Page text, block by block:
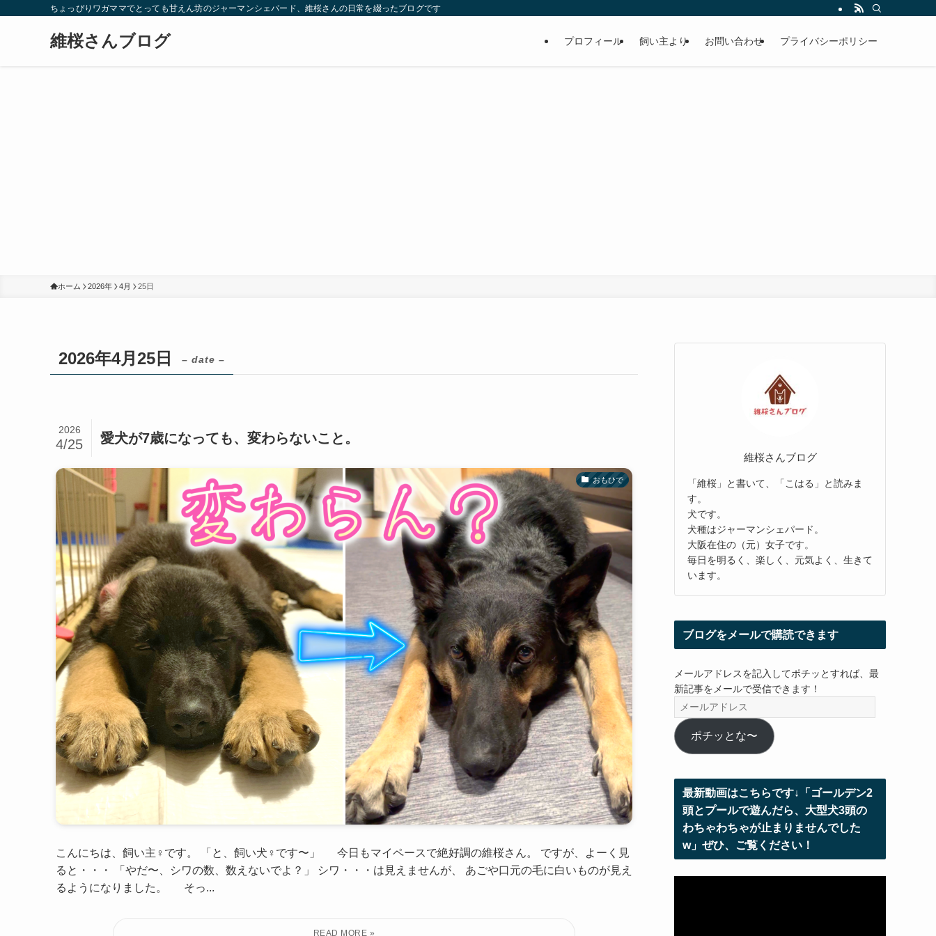
ちょっぴりワガママでとっても甘えん坊のジャーマンシェパード、維桜さんの日常を綴ったブログです
維桜さんブログ プロフィール 飼い主より お問い合わせ プライバシーポリシー
ホーム 2026年 4月 25日
2026年4月25日 – date –
愛犬が7歳になっても、変わらないこと。
2026
4/25
おもひで
こんにちは、飼い主♀です。 「と、飼い犬♀です〜」 今日もマイペースで絶好調の維桜さん。 ですが、よーく見
ると・・・ 「やだ〜、シワの数、数えないでよ？」 シワ・・・は見えませんが、 あごや口元の毛に白いものが見え
るようになりました。 そっ...
維桜さんブログ
「維桜」と書いて、「こはる」と読みま
す。
犬です。
犬種はジャーマンシェパード。
大阪在住の（元）女子です。
毎日を明るく、楽しく、元気よく、生きて
います。
ブログをメールで購読できます
メールアドレスを記入してポチッとすれば、最
新記事をメールで受信できます！
ー
ル
ア
レ
ス
ポチッとな〜
最新動画はこちらです↓「ゴールデン2
頭とプールで遊んだら、大型犬3頭の
わちゃわちゃが止まりませんでした
w」ぜひ、ご覧ください！